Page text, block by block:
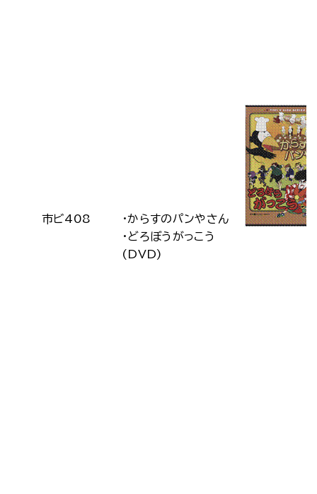
市ビ408
・からすのパンやさん
・どろぼうがっこう
(DVD)